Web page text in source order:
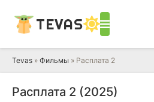
TEVAS
Tevas » Фильмы » Расплата 2
Расплата 2 (2025)